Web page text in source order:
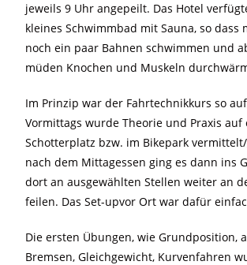
jeweils 9 Uhr angepeilt. Das Hotel
kleines Schwimmbad mit Sauna, so dass
noch ein paar Bahnen schwimmen und
müden Knochen und Muskeln
Im Prinzip war der Fahrtechnikkurs so
Vormittags wurde Theorie und Praxis auf
Schotterplatz bzw. im Bikepark
nach dem Mittagessen ging es dann ins
dort an ausgewählten Stellen weiter an
feilen. Das Set-upvor Ort war dafür
Die ersten Übungen, wie Grundposition,
Bremsen, Gleichgewicht, Kurvenfahren